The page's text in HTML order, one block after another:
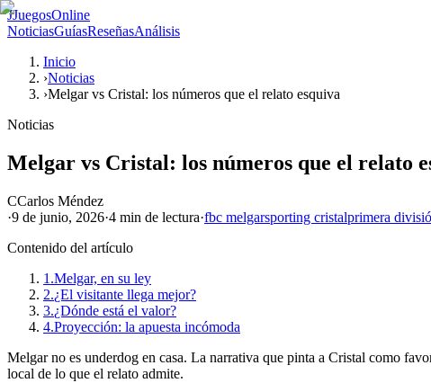
JJuegosOnline
NoticiasGuíasReseñasAnálisis
Inicio
›Noticias
›Melgar vs Cristal: los números que el relato esquiva
Noticias
Melgar vs Cristal: los números que el relato
CCarlos Méndez
·9 de junio, 2026·4 min de lectura·fbc melgarsporting cristalprimera
Contenido del artículo
1.Melgar, en su ley
2.¿El visitante llega mejor?
3.¿Dónde está el valor?
4.Proyección: la apuesta incómoda
Melgar no es underdog en casa. La narrativa que pinta a Cristal como
local de lo que el relato admite.